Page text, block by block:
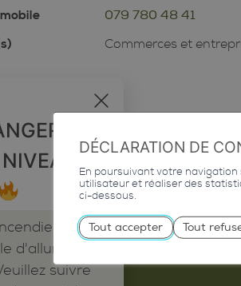
079 780 48 41
Commerces et
x
NIVEAU 5
d'allumer du
suivre
DÉCLARATION DE
En poursuivant votre
utilisateur et réaliser des
ci-dessous.
Tout accepter Tout